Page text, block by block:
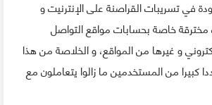
في تسريبات القراصنة على الإنترنيت و
مخترقة خاصة بحسابات مواقع التواصل
و غيرها من المواقع، و الخلاصة من هذا
كبيرا من المستخدمين ما زالوا يتعاملون مع